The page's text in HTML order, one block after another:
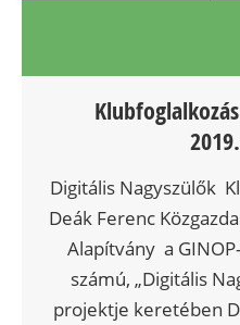
Digitális Nagyszülők
Deák Ferenc
Alapítvány a
számú, „Digitális
projektje keretében